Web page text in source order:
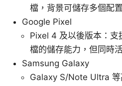
檔，背景可儲存多個配
Google Pixel
Pixel 4 及以後版本：支
檔的儲存能力，但同時
Samsung Galaxy
Galaxy S/Note Ultra 等